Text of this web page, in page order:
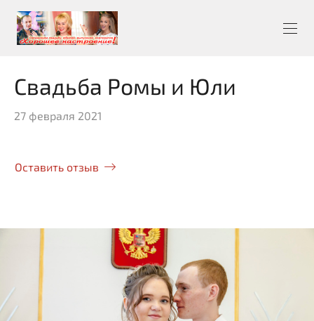
Свадьба Ромы и Юли
27 февраля 2021
Оставить отзыв